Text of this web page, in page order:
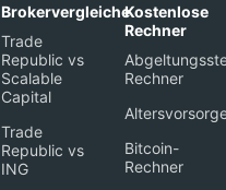
Brokervergleiche
Trade
Republic vs
Scalable
Capital
Trade
Republic vs
ING
Kostenlose
Rechner
Rechner
Bitcoin-
Rechner